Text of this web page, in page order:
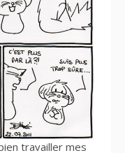
travailler mes